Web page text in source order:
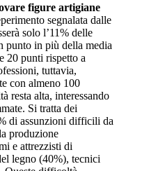
figure artigiane
segnalata dalle
solo l’11% delle
punto in più della media
20 punti rispetto a
tuttavia,
con almeno 100
resta alta, interessando
Si tratta dei
di assunzioni difficili da
produzione
e attrezzisti di
legno (40%), tecnici